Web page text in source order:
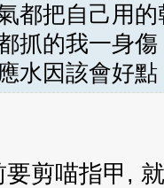
都把自己用
抓的我一身
水因該會好
要剪喵指甲,